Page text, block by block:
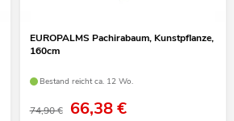
EUROPALMS Pachirabaum, Kunstpflanze,
160cm
Bestand reicht ca. 12 Wo.
74,90 € 66,38€